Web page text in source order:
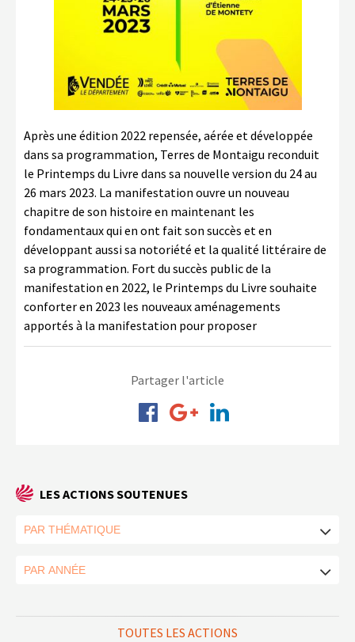
Après une édition 2022 repensée, aérée et développée
dans sa programmation, Terres de Montaigu reconduit
le Printemps du Livre dans sa nouvelle version du 24 au
26 mars 2023. La manifestation ouvre un nouveau
chapitre de son histoire en maintenant les
fondamentaux qui en ont fait son succès et en
développant aussi sa notoriété et la qualité littéraire de
sa programmation. Fort du succès public de la
manifestation en 2022, le Printemps du Livre souhaite
conforter en 2023 les nouveaux aménagements
apportés à la manifestation pour proposer
Partager l'article
LES ACTIONS SOUTENUES
TOUTES LES ACTIONS